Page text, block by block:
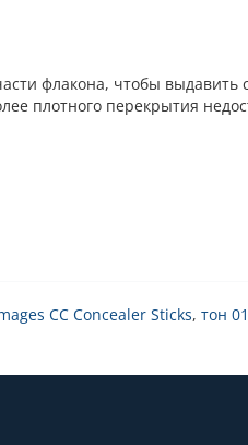
флакона, чтобы
плотного перекрытия
CC Concealer Sticks, тон